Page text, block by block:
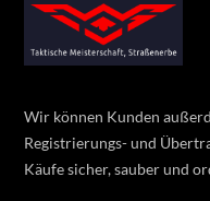
Wir können Kunden
Registrierungs- und
Käufe sicher, sauber und